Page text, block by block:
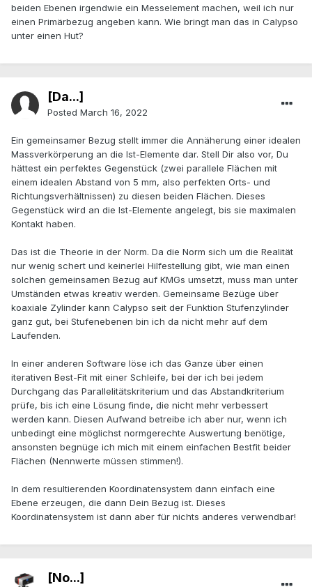
beiden Ebenen irgendwie ein Messelement machen, weil ich nur
einen Primärbezug angeben kann. Wie bringt man das in Calypso
unter einen Hut?
[Da...]
Posted March 16, 2022
Ein gemeinsamer Bezug stellt immer die Annäherung einer idealen
Massverkörperung an die Ist-Elemente dar. Stell Dir also vor, Du
hättest ein perfektes Gegenstück (zwei parallele Flächen mit
einem idealen Abstand von 5 mm, also perfekten Orts- und
Richtungsverhältnissen) zu diesen beiden Flächen. Dieses
Gegenstück wird an die Ist-Elemente angelegt, bis sie maximalen
Kontakt haben.
Das ist die Theorie in der Norm. Da die Norm sich um die Realität
nur wenig schert und keinerlei Hilfestellung gibt, wie man einen
solchen gemeinsamen Bezug auf KMGs umsetzt, muss man unter
Umständen etwas kreativ werden. Gemeinsame Bezüge über
koaxiale Zylinder kann Calypso seit der Funktion Stufenzylinder
ganz gut, bei Stufenebenen bin ich da nicht mehr auf dem
Laufenden.
In einer anderen Software löse ich das Ganze über einen
iterativen Best-Fit mit einer Schleife, bei der ich bei jedem
Durchgang das Parallelitätskriterium und das Abstandkriterium
prüfe, bis ich eine Lösung finde, die nicht mehr verbessert
werden kann. Diesen Aufwand betreibe ich aber nur, wenn ich
unbedingt eine möglichst normgerechte Auswertung benötige,
ansonsten begnüge ich mich mit einem einfachen Bestfit beider
Flächen (Nennwerte müssen stimmen!).
In dem resultierenden Koordinatensystem dann einfach eine
Ebene erzeugen, die dann Dein Bezug ist. Dieses
Koordinatensystem ist dann aber für nichts anderes verwendbar!
[No...]